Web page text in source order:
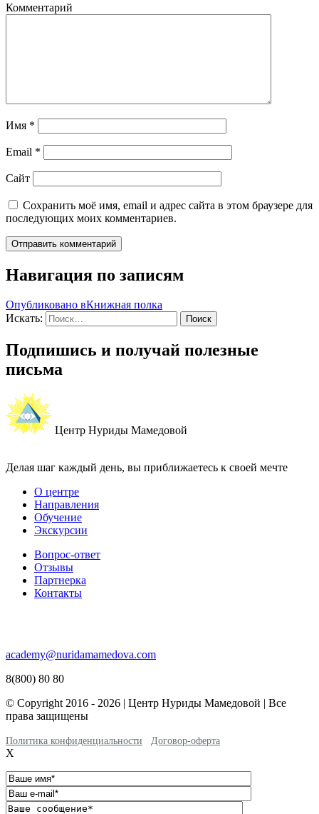
Комментарий
Имя *
Email *
Сайт
Сохранить моё имя, email и адрес сайта в этом браузере для
последующих моих комментариев.
Навигация по записям
Опубликовано вКнижная полка
Искать:
Поиск
Подпишись и получай полезные
письма
Центр Нуриды Мамедовой
Делая шаг каждый день, вы приближаетесь к своей мечте
О центре
Направления
Обучение
Экскурсии
Вопрос-ответ
Отзывы
Партнерка
Контакты
academy@nuridamamedova.com
8(800) 80 80
© Copyright 2016 - 2026 | Центр Нуриды Мамедовой | Все
права защищены
Политика конфиденциальности Договор-оферта
X